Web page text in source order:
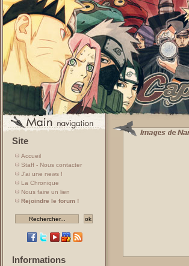
Site
Accueil
Staff - Nous contacter
J'ai une news !
La Chronique
Nous faire un lien
Rejoindre le forum !
Informations